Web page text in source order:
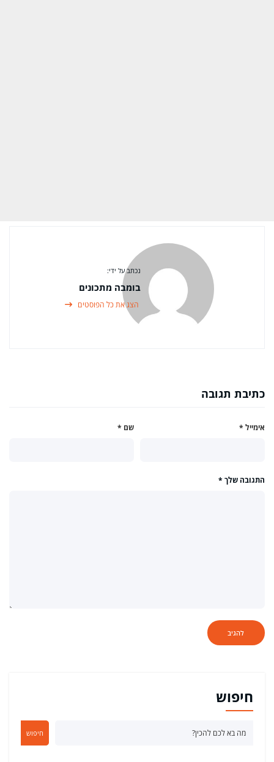
נכתב על ידי:
בומבה מתכונים
הצג את כל הפוסטים
כתיבת תגובה
שם * אימייל *
התגובה שלך *
חיפוש
חיפוש